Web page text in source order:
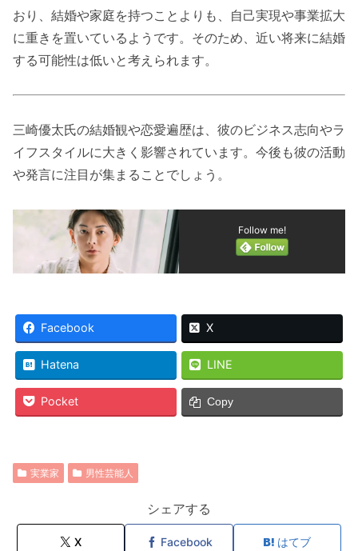
おり、結婚や家庭を持つことよりも、自己実現や事業拡大
に重きを置いているようです。そのため、近い将来に結婚
する可能性は低いと考えられます。
三崎優太氏の結婚観や恋愛遍歴は、彼のビジネス志向やラ
イフスタイルに大きく影響されています。今後も彼の活動
や発言に注目が集まることでしょう。
Follow me!
Facebook X
Hatena LINE
Pocket Copy
実業家 男性芸能人
シェアする
X Facebook はてブ